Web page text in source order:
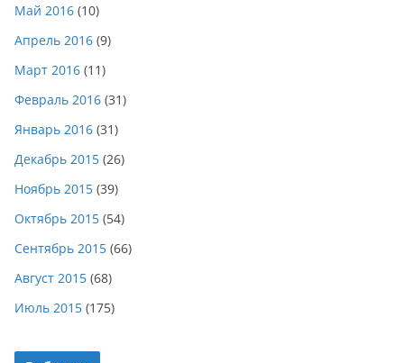
Май 2016 (10)
Апрель 2016 (9)
Март 2016 (11)
Февраль 2016 (31)
Январь 2016 (31)
Декабрь 2015 (26)
Ноябрь 2015 (39)
Октябрь 2015 (54)
Сентябрь 2015 (66)
Август 2015 (68)
Июль 2015 (175)